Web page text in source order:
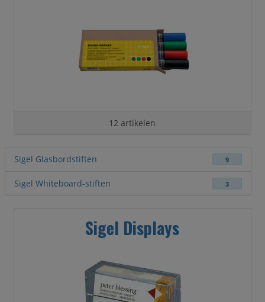
12 artikelen
Sigel Glasbordstiften 9
Sigel Whiteboard-stiften 3
Sigel Displays